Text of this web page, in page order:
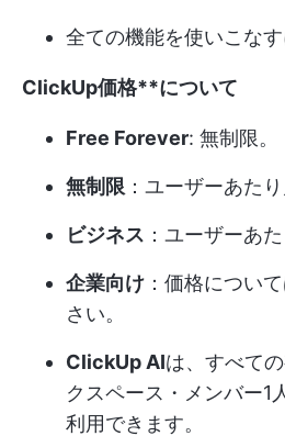
全ての機能を使いこな
ClickUp価格**について
Free Forever: 無制限。
無制限 ：ユーザーあた
ビジネス ：ユーザーあ
企業向け ：価格につい
さい。
ClickUp AIは、すべて
クスペース・メンバー1
利用できます。